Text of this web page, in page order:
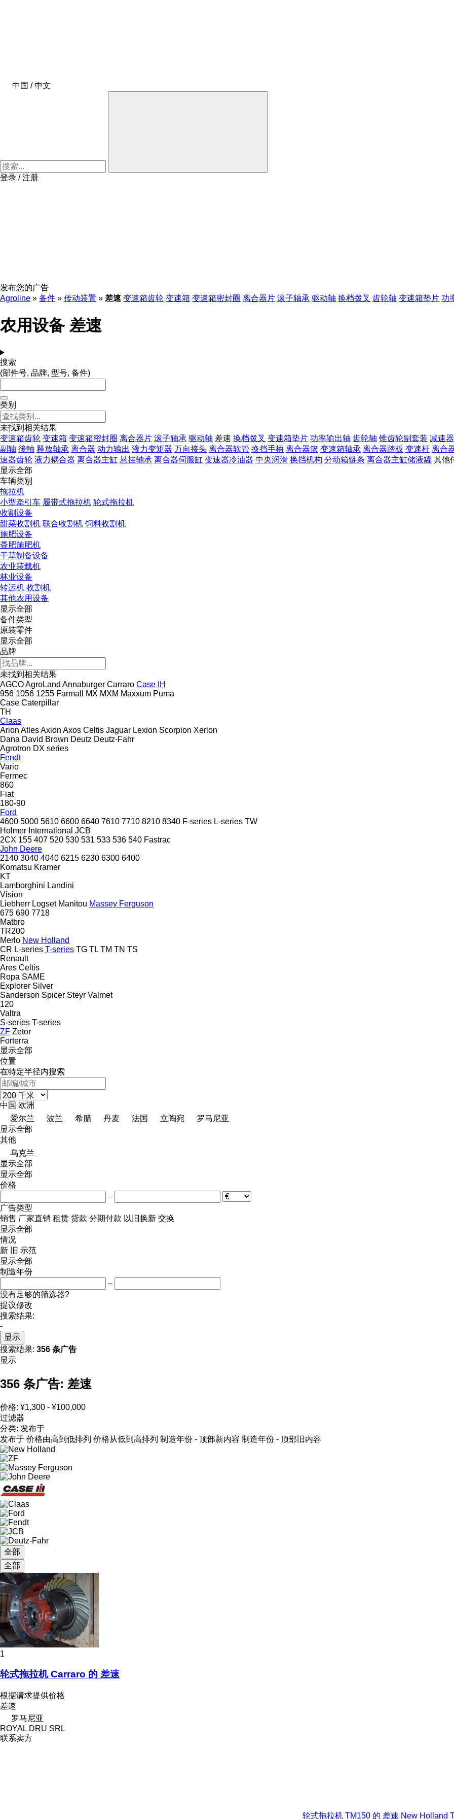
中国 / 中文
登录 / 注册
发布您的广告
Agroline » 备件 » 传动装置 » 差速 变速箱齿轮 变速箱 变速箱密封圈 离合器片 滚子轴承 驱动轴 换档拨叉 齿轮轴 变速箱垫片 功
农用设备 差速
搜索
(部件号, 品牌, 型号, 备件)
类别
未找到相关结果
变速箱齿轮 变速箱 变速箱密封圈 离合器片 滚子轴承 驱动轴 差速 换档拨叉 变速箱垫片 功率输出轴 齿轮轴 锥齿轮副套装 减速器
副轴 後軸 释放轴承 离合器 动力输出 液力变矩器 万向接头 离合器软管 换挡手柄 离合器篮 变速箱轴承 离合器踏板 变速杆 离合
速器齿轮 液力耦合器 离合器主缸 悬挂轴承 离合器伺服缸 变速器冷油器 中央润滑 换挡机构 分动箱链条 离合器主缸储液罐 其他
显示全部
车辆类别
拖拉机
小型牵引车 履带式拖拉机 轮式拖拉机
收割设备
甜菜收割机 联合收割机 饲料收割机
施肥设备
粪肥施肥机
干草制备设备
农业装载机
林业设备
转运机 收割机
其他农用设备
显示全部
备件类型
原装零件
显示全部
品牌
未找到相关结果
AGCOAgroLand Annaburger Carraro Case IH
956 1056 1255 Farmall MX MXM Maxxum Puma
Case Caterpillar
TH
Claas
Arion AtlesAxion Axos Celtis Jaguar Lexion Scorpion Xerion
Dana David Brown Deutz Deutz-Fahr
Agrotron DX series
Fendt
Vario
Fermec
860
Fiat
180-90
Ford
4600 5000 5610 6600 6640 7610 7710 8210 8340 F-series L-series TW
Holmer International JCB
2CX 155 407 520 530 531 533 536 540 Fastrac
John Deere
2140 3040 4040 6215 6230 6300 6400
Komatsu Kramer
KT
Lamborghini Landini
Vision
Liebherr Logset Manitou Massey Ferguson
675 690 7718
Matbro
TR200
Merlo New Holland
CR L-series T-series TG TL TM TN TS
Renault
Ares Celtis
Ropa SAME
Explorer Silver
Sanderson Spicer Steyr Valmet
120
Valtra
S-series T-series
ZF Zetor
Forterra
显示全部
位置
在特定半径内搜索
中国 欧洲
爱尔兰
波兰 希腊 丹麦 法国 立陶宛
罗马尼亚
显示全部
其他
乌克兰
显示全部
显示全部
价格
–
广告类型
销售 厂家直销 租赁 贷款 分期付款 以旧换新 交换
显示全部
情况
新
旧 示范
显示全部
制造年份
–
没有足够的筛选器?
提议修改
搜索结果:
-
显示
搜索结果: 356 条广告
显示
356 条广告: 差速
价格: ¥1,300 - ¥100,000
过滤器
分类: 发布于
发布于 价格由高到低排列 价格从低到高排列 制造年份 - 顶部新内容 制造年份 - 顶部旧内容
全部
全部
1
轮式拖拉机 Carraro 的 差速
根据请求提供价格
差速
罗马尼亚
ROYAL DRU SRL
联系卖方
轮式拖拉机 TM150 的 差速 New Holland